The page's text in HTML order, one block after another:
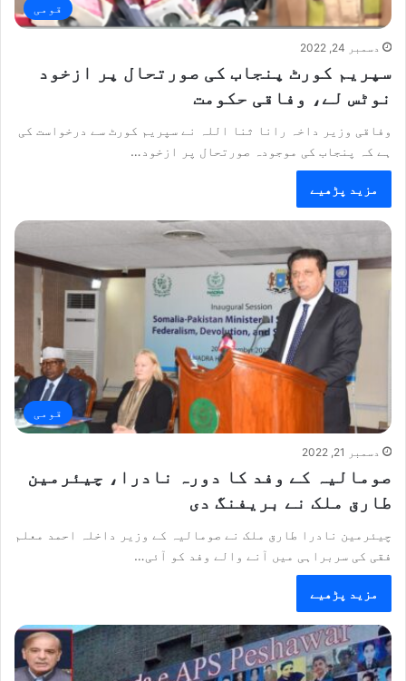
قومی
دسمبر 24, 2022
سپریم کورٹ پنجاب کی صورتحال پر ازخود
نوٹس لے، وفاقی حکومت
وفاقی وزیر داخہ رانا ثنا اللہ نے سپریم کورٹ سے درخواست کی
ہے کہ پنجاب کی موجودہ صورتحال پر ازخود…
مزید پڑھیے
قومی
دسمبر 21, 2022
صومالیہ کے وفد کا دورہ نادرا، چیئرمین
طارق ملک نے بریفنگ دی
چیئرمین نادرا طارق ملک نے صومالیہ کے وزیر داخلہ احمد معلم
فقی کی سربراہی میں آنے والے وفد کو آئی…
مزید پڑھیے